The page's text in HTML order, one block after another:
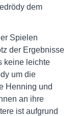
dem
Spielen
der Ergebnisse
keine leichte
um die
Henning und
an ihre
ist aufgrund